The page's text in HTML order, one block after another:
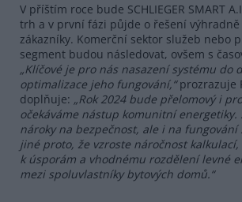
V příštím roce bude SCHLIEGER SMART
trh a v první fázi půjde o řešení výhradně
zákazníky. Komerční sektor služeb nebo
segment budou následovat, ovšem s
„Klíčové je pro nás nasazení systému do
optimalizace jeho fungování,“prozrazuje
doplňuje: „Rok 2024 bude přelomový i
očekáváme nástup komunitní energetiky.
nároky na bezpečnost, ale i na fungování
jiné proto, že vzroste náročnost
k úsporám a vhodnému rozdělení levné
mezi spoluvlastníky bytových domů.“